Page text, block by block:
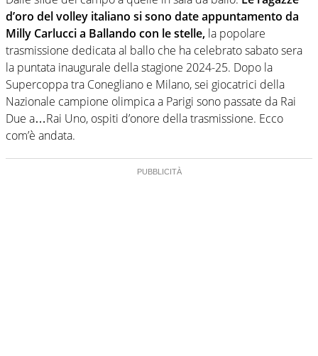
una svista arbitrale né gli umori social del mondo delle
curve
d’oro del volley italiano si sono date appuntamento da
Milly Carlucci a Ballando con le stelle, la popolare
trasmissione dedicata al ballo che ha celebrato sabato sera
la puntata inaugurale della stagione 2024-25. Dopo la
Supercoppa tra Conegliano e Milano, sei giocatrici della
Nazionale campione olimpica a Parigi sono passate da Rai
Due a…Rai Uno, ospiti d’onore della trasmissione. Ecco
com’è andata.